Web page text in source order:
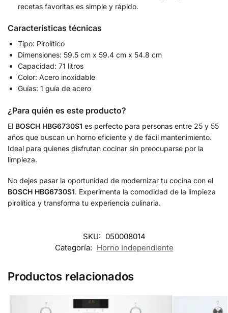
recetas favoritas es simple y rápido.
Características técnicas
Tipo: Pirolítico
Dimensiones: 59.5 cm x 59.4 cm x 54.8 cm
Capacidad: 71 litros
Color: Acero inoxidable
Guías: 1 guía de acero
¿Para quién es este producto?
El BOSCH HBG6730S1 es perfecto para personas entre 25 y 55
años que buscan un horno eficiente y de fácil mantenimiento.
Ideal para quienes disfrutan cocinar sin preocuparse por la
limpieza.
No dejes pasar la oportunidad de modernizar tu cocina con el
BOSCH HBG6730S1. Experimenta la comodidad de la limpieza
pirolítica y transforma tu experiencia culinaria.
SKU: 050008014
Categoría: Horno Independiente
Productos relacionados